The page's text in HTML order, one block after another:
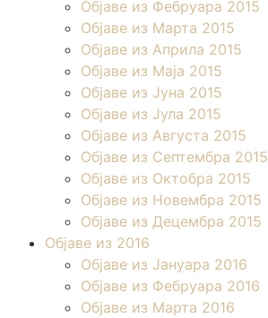
Објаве из Фебруара 2015
Објаве из Марта 2015
Објаве из Априла 2015
Објаве из Маја 2015
Објаве из Јуна 2015
Објаве из Јула 2015
Објаве из Августа 2015
Објаве из Септембра 2015
Објаве из Октобра 2015
Објаве из Новембра 2015
Објаве из Децембра 2015
Објаве из 2016
Објаве из Јануара 2016
Објаве из Фебруара 2016
Објаве из Марта 2016